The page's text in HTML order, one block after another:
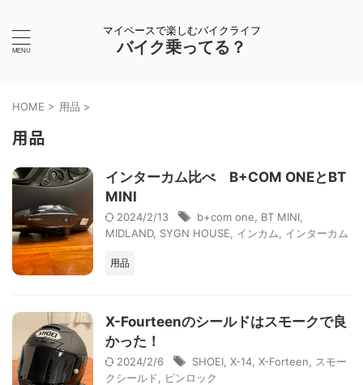
マイペースで楽しむバイクライフ
バイク乗ってる？
HOME > 用品 >
用品
インターカム比べ B+COM ONEとBT
MINI
2024/2/13 b+com one BT MINI
MIDLAND, SYGN HOUSE インカム インターカム
用品
X-Fourteenのシールドはスモークで良
かった！
2024/2/6 SHOEI X-14 X-Forteen
スモー
クシールド
ピンロック